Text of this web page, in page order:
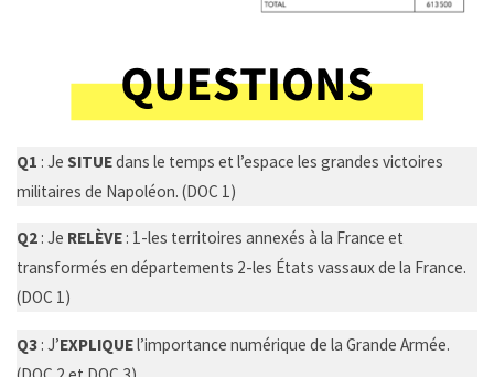
Q1 : JeSITUEdans le temps et l’espace les grandes victoires
militaires de Napoléon. (DOC 1)
Q2 : Je RELÈVE : 1-les territoires annexés à la France et
transformés en départements 2-les États vassaux de la France.
(DOC 1)
Q3 : J’EXPLIQUEl’importance numérique de la Grande Armée.